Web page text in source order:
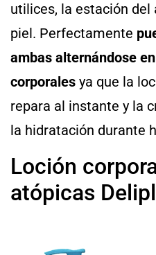
utilices, la estación del
piel. Perfectamente
ambas alternándose
corporales ya que la
repara al instante y la
la hidratación durante
Loción
atópicas